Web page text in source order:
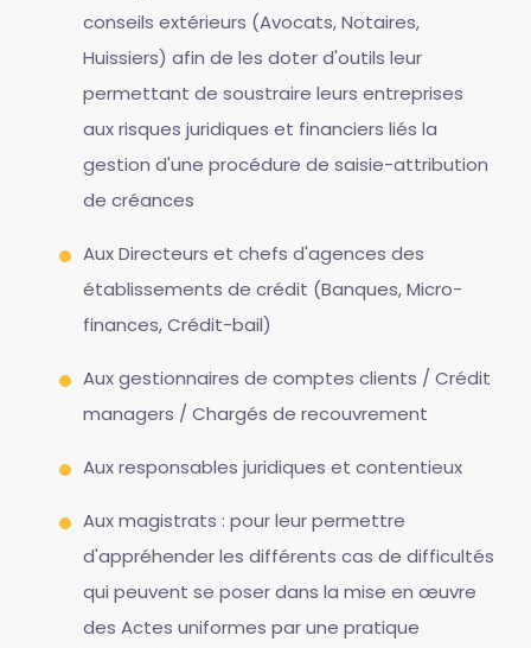
conseils extérieurs (Avocats, Notaires,
Huissiers) afin de les doter d'outils leur
permettant de soustraire leurs entreprises
aux risques juridiques et financiers liés la
gestion d'une procédure de saisie-attribution
de créances
Aux Directeurs et chefs d'agences des
établissements de crédit (Banques, Micro-
finances, Crédit-bail)
Aux gestionnaires de comptes clients / Crédit
managers / Chargés de recouvrement
Aux responsables juridiques et contentieux
Aux magistrats : pour leur permettre
d'appréhender les différents cas de difficultés
qui peuvent se poser dans la mise en œuvre
des Actes uniformes par une pratique